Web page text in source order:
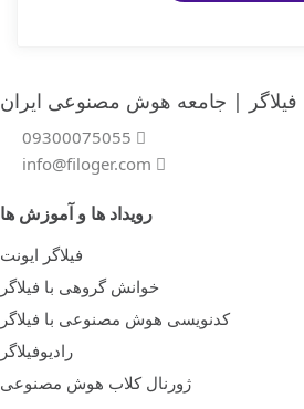
فیلاگر | جامعه هوش مصنوعی ایران
09300075055
info@filoger.com
رویداد ها و آموزش ها
فیلاگر ایونت
خوانش گروهی با فیلاگر
کدنویسی هوش مصنوعی با فیلاگر
رادیوفیلاگر
ژورنال کلاب هوش مصنوعی